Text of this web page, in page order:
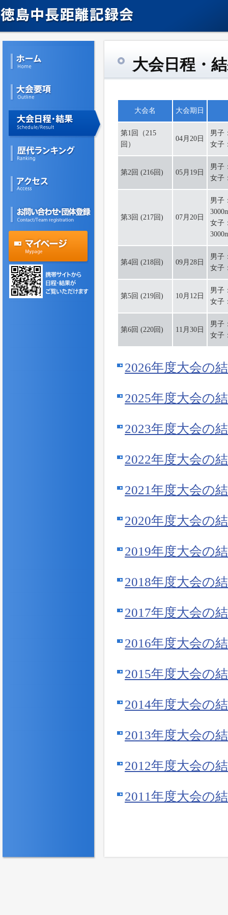
大会日程・
大会名 大会期日
第1回（215
回）
04月20日
男子
女子
第2回 (216回) 05月19日
男子
女子
第3回 (217回) 07月20日
男子
女子
第4回 (218回) 09月28日
男子
女子
第5回 (219回) 10月12日
男子
女子
第6回 (220回) 11月30日
男子
女子
2026年度大会の
2025年度大会の
2023年度大会の
2022年度大会の
2021年度大会の
2020年度大会の
2019年度大会の
2018年度大会の
2017年度大会の
2016年度大会の
2015年度大会の
2014年度大会の
2013年度大会の
2012年度大会の
2011年度大会の